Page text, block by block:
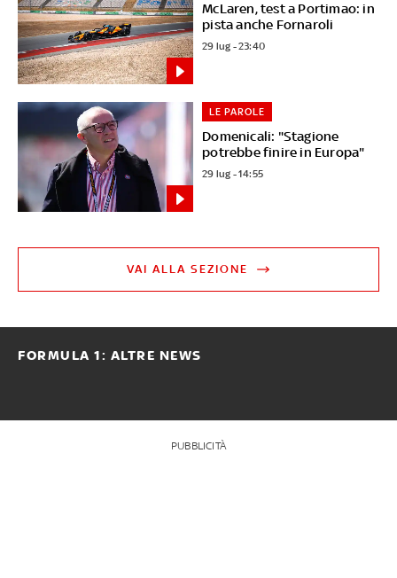
McLaren, test a Portimao: in
pista anche Fornaroli
29 lug - 23:40
Domenicali: "Stagione
potrebbe finire in Europa"
LE PAROLE
29 lug - 14:55
VAI ALLA SEZIONE
FORMULA 1: ALTRE NEWS
PUBBLICITÀ